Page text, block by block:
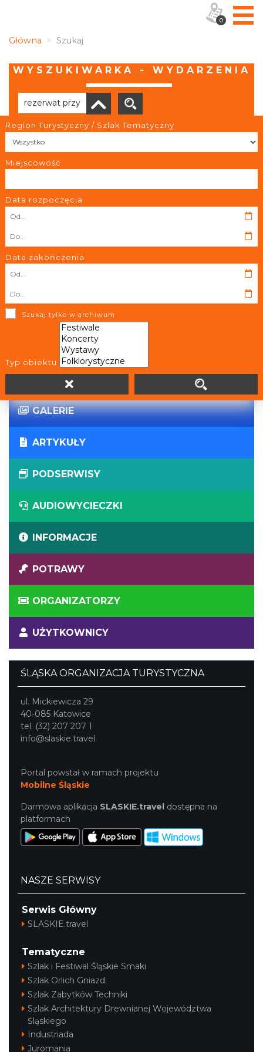
Główna Szukaj
WYSZUKIWARKA - WYDARZENIA
Region Turystyczny / Szlak Tematyczny
Miejscowość
Data rozpoczęcia
Data zakończenia
Szukaj tylko w archiwum
Typ obiektu
Brak wyników
TRASY
PANORAMY
WYDARZENIA
AKTUALNOŚCI
GALERIE
ARTYKUŁY
PODSERWISY
AUDIOWYCIECZKI
INFORMACJE
POTRAWY
ORGANIZATORZY
UŻYTKOWNICY
ŚLĄSKA ORGANIZACJA TURYSTYCZNA
ul. Mickiewicza 29
40-085 Katowice
tel. (32) 207 207 1
info@slaskie.travel
Portal powstał w ramach projektu
Mobilne Śląskie
Darmowa aplikacja SLASKIE.travel dostępna na
platformach
NASZE SERWISY
Serwis Główny
SLASKIE.travel
Tematyczne
Szlak i Festiwal Śląskie Smaki
Szlak Orlich Gniazd
Szlak Zabytków Techniki
Szlak Architektury Drewnianej Województwa
Śląskiego
Industriada
Juromania
0